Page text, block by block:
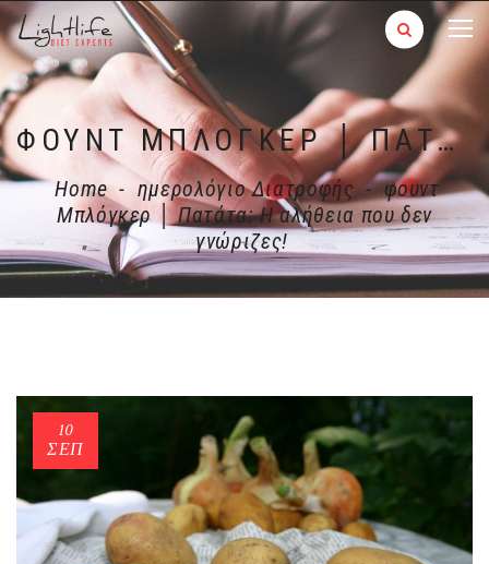
ΦΟΥΝΤ ΜΠΛΌΓΚΕΡ │ ΠΑΤΆΤΑ: Η ΑΛΉΘΕΙΑ ΠΟΥ ΔΕΝ ΓΝΏΡΙΖΕΣ!
Home - ημερολόγιο Διατροφής - φουντ
Μπλόγκερ │ Πατάτα: Η αλήθεια που δεν
γνώριζες!
10
ΣΕΠ